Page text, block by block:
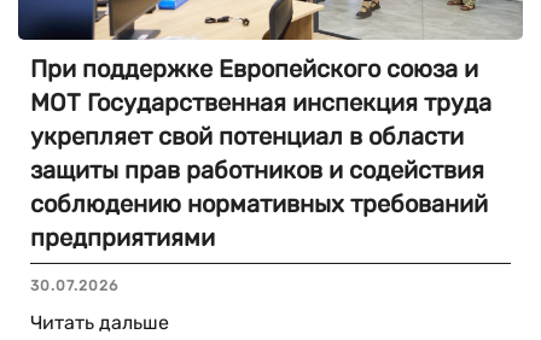
При поддержке Европейского союза и
МОТ Государственная инспекция труда
укрепляет свой потенциал в области
защиты прав работников и содействия
соблюдению нормативных требований
предприятиями
30.07.2026
Читать дальше